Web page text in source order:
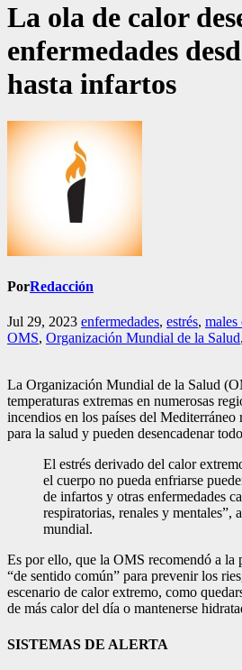
La ola de calor
enfermedades
hasta infartos
PorRedacción
Jul 29, 2023 enfermedades, estrés, males
OMS, Organización Mundial de la Salud,
La Organización Mundial de la Salud
temperaturas extremas en numerosas
incendios en los países del Mediterráneo
para la salud y pueden desencadenar
El estrés derivado del calor
el cuerpo no pueda enfriarse
de infartos y otras enfermedades
respiratorias, renales y mentales”,
mundial.
Es por ello, que la OMS recomendó a la
“de sentido común” para prevenir los
escenario de calor extremo, como
de más calor del día o mantenerse
SISTEMAS DE ALERTA